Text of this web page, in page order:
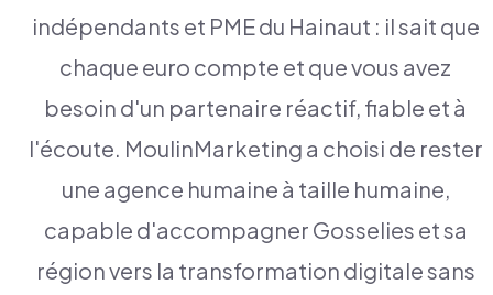
indépendants et PME du Hainaut : il sait que
chaque euro compte et que vous avez
besoin d'un partenaire réactif, fiable et à
l'écoute. MoulinMarketing a choisi de rester
une agence humaine à taille humaine,
capable d'accompagner Gosselies et sa
région vers la transformation digitale sans